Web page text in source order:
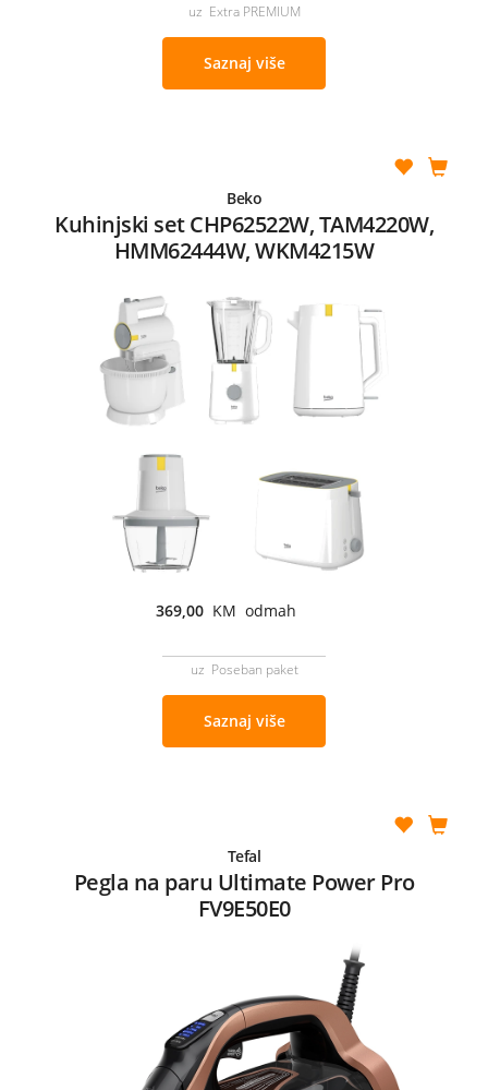
uz Extra PREMIUM
Saznaj više
Beko
Kuhinjski set CHP62522W, TAM4220W,
HMM62444W, WKM4215W
369,00 KM odmah
uz Poseban paket
Saznaj više
Tefal
Pegla na paru Ultimate Power Pro
FV9E50E0